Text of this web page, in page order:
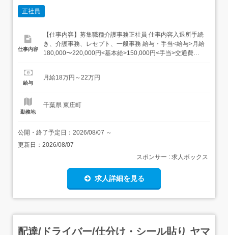
正社員
仕事内容
【仕事内容】募集職種介護事務正社員 仕事内容入退所手続
き、介護事務、レセプト、一般事務 給与・手当<給与>月給
180,000〜220,000円<基本給>150,000円<手当>交通費支
給:実費(上限あり)交通費支給月額:20,000円特別手
与あり年2回合計2ヶ月分<昇給>...
給与
月給18万円～22万円
勤務地
千葉県 東庄町
公開・終了予定日： 2026/08/07 ～
更新日： 2026/08/07
スポンサー : 求人ボックス
求人詳細を見る
配達/ドライバー/仕分け・シール貼り ヤマ